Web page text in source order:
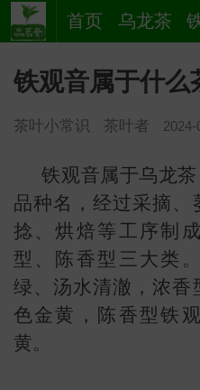
茶
首页 乌龙茶
铁观音属于什么
茶叶小常识 茶叶者 2024-
铁观音属于乌龙
品种名，经过采摘、
捻、烘焙等工序制
型、陈香型三大类
绿、汤水清澈，浓香
色金黄，陈香型铁
黄。